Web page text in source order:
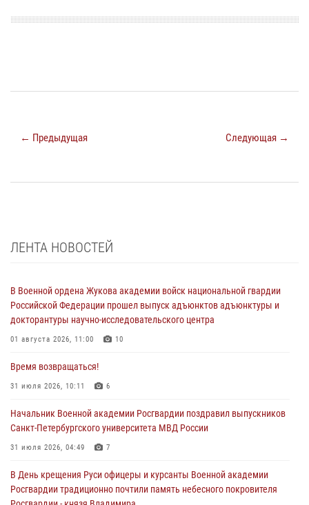
← Предыдущая Следующая →
ЛЕНТА НОВОСТЕЙ
В Военной ордена Жукова академии войск национальной гвардии
Российской Федерации прошел выпуск адъюнктов адъюнктуры и
докторантуры научно-исследовательского центра
01 августа 2026, 11:00 10
Время возвращаться!
31 июля 2026, 10:11 6
Начальник Военной академии Росгвардии поздравил выпускников
Санкт-Петербургского университета МВД России
31 июля 2026, 04:49 7
В День крещения Руси офицеры и курсанты Военной академии
Росгвардии традиционно почтили память небесного покровителя